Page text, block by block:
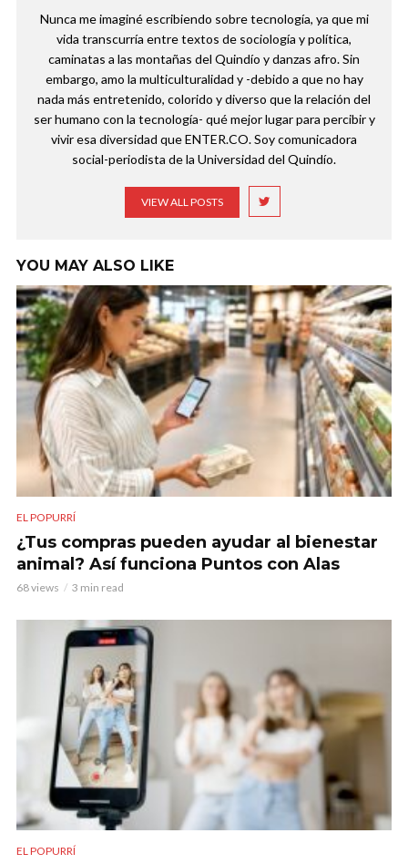
Nunca me imaginé escribiendo sobre tecnología, ya que mi
vida transcurría entre textos de sociología y política,
caminatas a las montañas del Quindío y danzas afro. Sin
embargo, amo la multiculturalidad y -debido a que no hay
nada más entretenido, colorido y diverso que la relación del
ser humano con la tecnología- qué mejor lugar para percibir y
vivir esa diversidad que ENTER.CO. Soy comunicadora
social-periodista de la Universidad del Quindío.
VIEW ALL POSTS
YOU MAY ALSO LIKE
EL POPURRÍ
¿Tus compras pueden ayudar al bienestar
animal? Así funciona Puntos con Alas
68 views 3 min read
EL POPURRÍ